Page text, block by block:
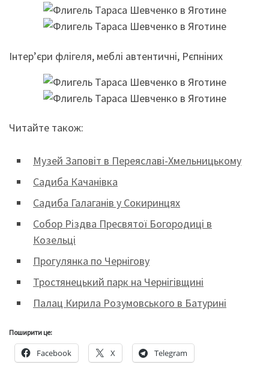
Інтер’єри флігеля, меблі автентичні, Рєпніних
Читайте також:
Музей Заповіт в Переяславі-Хмельницькому
Садиба Качанівка
Садиба Галаганів у Сокиринцях
Собор Різдва Пресвятої Богородиці в
Козельці
Прогулянка по Чернігову
Тростянецький парк на Чернігівщині
Палац Кирила Розумовського в Батурині
Поширити це:
Facebook X Telegram